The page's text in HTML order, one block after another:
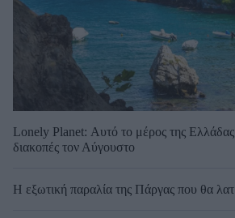
Lonely Planet: Αυτό το μέρος της Ελλάδας
διακοπές τον Αύγουστο
Η εξωτική παραλία της Πάργας που θα